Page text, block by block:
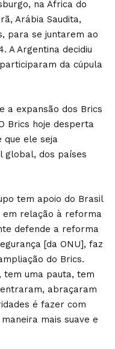
na África do
Arábia Saudita,
para se juntarem ao
A Argentina decidiu
da cúpula
a expansão dos Brics
Brics hoje desperta
ele seja
global, dos países
tem apoio do Brasil
em relação à reforma
defende a reforma
[da ONU], faz
do Brics.
tem uma pauta, tem
abraçaram
é fazer com
mais suave e